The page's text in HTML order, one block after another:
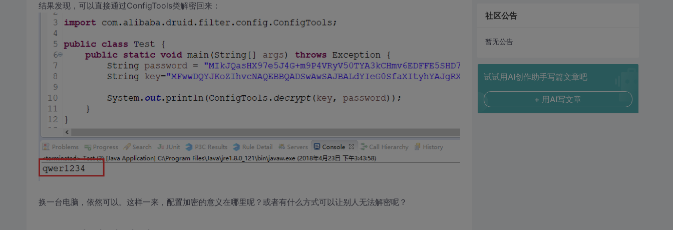
结果发现，可以直接通过ConfigTools类解密回来：
换一台电脑，依然可以。这样一来，配置加密的意义在哪里呢？或者有什么方式可以让别人无法解密呢？
社区公告
暂无公告
试试用AI创作助手写篇文章吧
+ 用AI写文章